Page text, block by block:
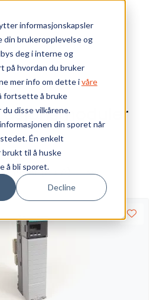
informasjonskapsler
din brukeropplevelse og
deg i interne og
på hvordan du bruker
mer info om dette ivåre
fortsette å bruke
disse vilkårene.
din sporet når
Én enkelt
brukt til å huske
å bli sporet.
Decline